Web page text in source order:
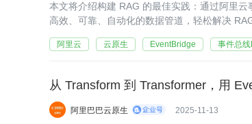
本文将介绍构建 RAG 的最佳实践：通过阿里
高效、可靠、自动化的数据管道，轻松解决
阿里云 云原生 EventBridge 事件总
从 Transform 到 Transformer，用
阿里巴巴云原生 2025-11-13